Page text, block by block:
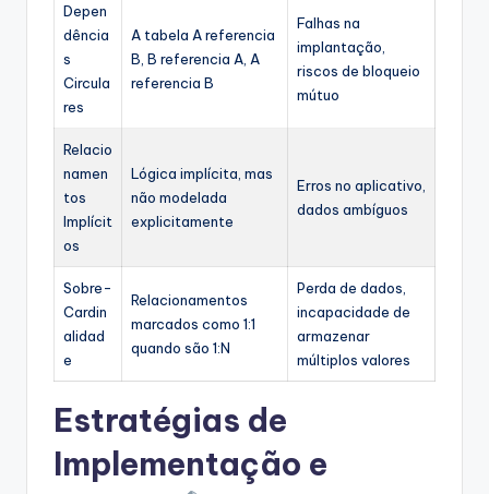
Depen
dência
s
Circula
res
A tabela A referencia
B, B referencia A, A
referencia B
Falhas na
implantação,
riscos de bloqueio
mútuo
Relacio
namen
tos
Implícit
os
Lógica implícita, mas
não modelada
explicitamente
Erros no aplicativo,
dados ambíguos
Sobre-
Cardin
alidad
e
Relacionamentos
marcados como 1:1
quando são 1:N
Perda de dados,
incapacidade de
armazenar
múltiplos valores
Estratégias de
Implementação e